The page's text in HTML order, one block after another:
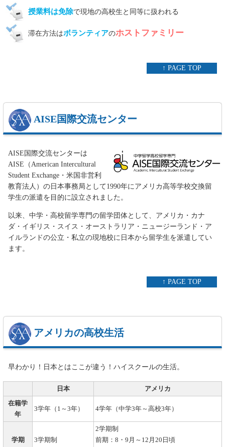
授業料は免除で現地の高校生と同等に扱われる
滞在方法はボランティアのホストファミリー
↑ PAGE TOP
AISE国際交流センター
AISE国際交流センターは
AISE（American Intercultural
Student Exchange・米国非営利
教育法人）の日本事務局として1990年にアメリカ高等学校交換留
学生の派遣を目的に設立されました。
以来、中学・高校留学専門の留学団体として、アメリカ・カナ
ダ・イギリス・スイス・オーストラリア・ニュージーランド・ア
イルランドの公立・私立の現地校に日本から留学生を派遣してい
ます。
↑ PAGE TOP
アメリカの高校生活
早わかり！日本とはここが違う！ハイスクールの生活。
日本 アメリカ
在籍学
年
3学年（1～3年） 4学年（中学3年～高校3年）
学期 3学期制
2学期制
前期：8・9月～12月20日頃